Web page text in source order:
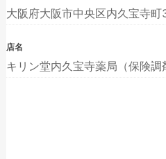
大阪府大阪市中央区内久宝寺
店名
キリン堂内久宝寺薬局（保険調